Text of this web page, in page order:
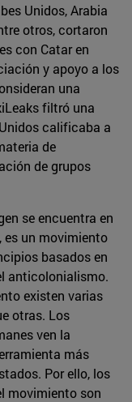
Unidos, Arabia
otros, cortaron
con Catar en
y apoyo a los
una
filtró una
calificaba a
de
de grupos
se encuentra en
es un movimiento
basados en
anticolonialismo.
existen varias
otras. Los
ven la
más
Por ello, los
movimiento son